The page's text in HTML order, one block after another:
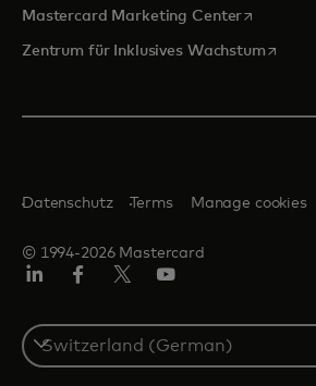
Mastercard Marketing Centerwird in
Zentrum für Inklusives Wachstumwird
© 1994-2026 Mastercard
Datenschutz Terms Manage cookies
Select
a
country